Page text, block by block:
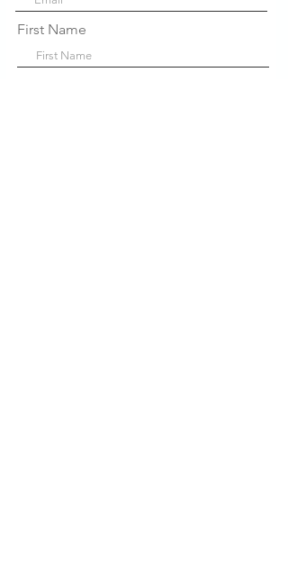
First Name